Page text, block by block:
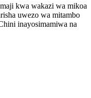
kwa wakazi wa mikoa
uwezo wa mitambo
inayosimamiwa na